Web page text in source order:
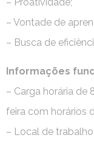
– Vontade de
– Busca de
Informações
– Carga horária de
feira com horários
– Local de